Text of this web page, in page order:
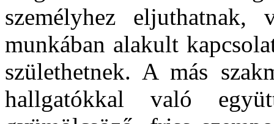
személyhez
munkában alakult
születhetnek. A más
hallgatókkal való